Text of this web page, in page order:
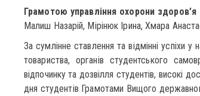
Грамотою управління охорони здоров’я
Малиш Назарій, Мірінюк Ірина, Хмара
За сумлінне ставлення та відмінні успіхи у
товариства, органів студентського
відпочинку та дозвілля студентів, високі
дня студентів Грамотами Вищого